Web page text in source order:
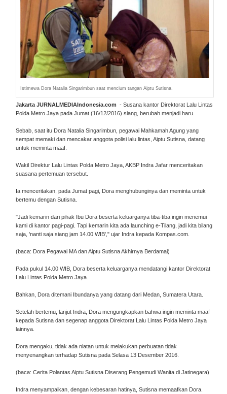
Istimewa Dora Natalia Singarimbun saat mencium tangan Aiptu Sutisna.
Jakarta JURNALMEDIAIndonesia.com - Susana kantor Direktorat Lalu Lintas
Polda Metro Jaya pada Jumat (16/12/2016) siang, berubah menjadi haru.
Sebab, saat itu Dora Natalia Singarimbun, pegawai Mahkamah Agung yang
sempat memaki dan mencakar anggota polisi lalu lintas, Aiptu Sutisna, datang
untuk meminta maaf.
Wakil Direktur Lalu Lintas Polda Metro Jaya, AKBP Indra Jafar menceritakan
suasana pertemuan tersebut.
Ia menceritakan, pada Jumat pagi, Dora menghubunginya dan meminta untuk
bertemu dengan Sutisna.
"Jadi kemarin dari pihak Ibu Dora beserta keluarganya tiba-tiba ingin menemui
kami di kantor pagi-pagi. Tapi kemarin kita ada launching e-Tilang, jadi kita bilang
saja, 'nanti saja siang jam 14.00 WIB'," ujar Indra kepada Kompas.com.
(baca: Dora Pegawai MA dan Aiptu Sutisna Akhirnya Berdamai)
Pada pukul 14.00 WIB, Dora beserta keluarganya mendatangi kantor Direktorat
Lalu Lintas Polda Metro Jaya.
Bahkan, Dora ditemani Ibundanya yang datang dari Medan, Sumatera Utara.
Setelah bertemu, lanjut Indra, Dora mengungkapkan bahwa ingin meminta maaf
kepada Sutisna dan segenap anggota Direktorat Lalu Lintas Polda Metro Jaya
lainnya.
Dora mengaku, tidak ada niatan untuk melakukan perbuatan tidak
menyenangkan terhadap Sutisna pada Selasa 13 Desember 2016.
(baca: Cerita Polantas Aiptu Sutisna Diserang Pengemudi Wanita di Jatinegara)
Indra menyampaikan, dengan kebesaran hatinya, Sutisna memaafkan Dora.